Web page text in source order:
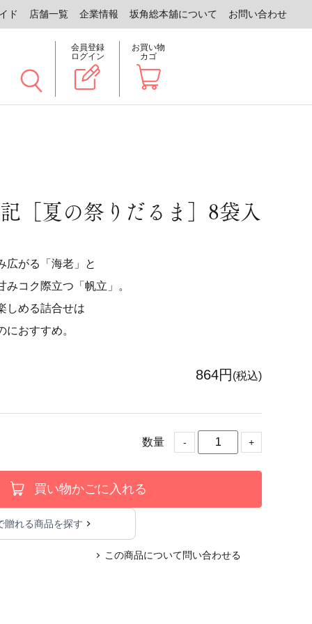
ド 店舗一覧 企業情報 坂角総本舖について お問い合わせ
会員登録
ログイン
お買い物
カゴ
［夏の祭りだるま］8袋入
広がる「海老」と
コク際立つ「帆立」。
しめる詰合せは
におすすめ。
864円 (税込)
数量 - +
買い物かごに入れる
贈れる商品を探す
この商品について問い合わせる